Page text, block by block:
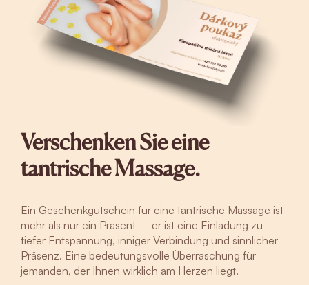
Verschenken Sie eine
tantrische Massage.
Ein Geschenkgutschein für eine tantrische Massage ist
mehr als nur ein Präsent – er ist eine Einladung zu
tiefer Entspannung, inniger Verbindung und sinnlicher
Präsenz. Eine bedeutungsvolle Überraschung für
jemanden, der Ihnen wirklich am Herzen liegt.